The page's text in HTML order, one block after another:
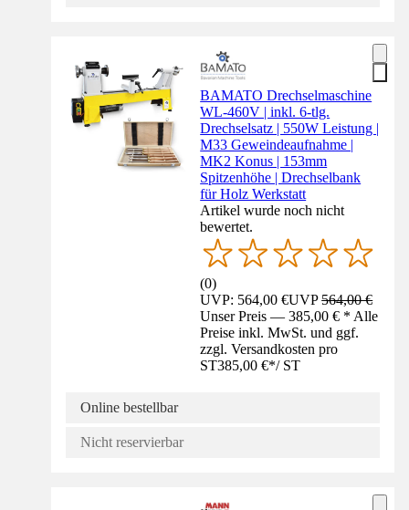
BAMATO Drechselmaschine
WL-460V | inkl. 6-tlg.
Drechselsatz | 550W Leistung |
M33 Geweindeaufnahme |
MK2 Konus | 153mm
Spitzenhöhe | Drechselbank
für Holz Werkstatt
Artikel wurde noch nicht
bewertet.
(0)
UVP: 564,00 €UVP564,00 €
Unser Preis — 385,00 € * Alle
Preise inkl. MwSt. und ggf.
zzgl. Versandkosten pro
ST385,00 €*/ ST
Online bestellbar
Nicht reservierbar